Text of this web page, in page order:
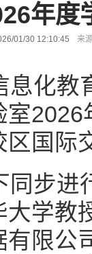
年度
01/30 12:10:45 来
息化教
国际
同步进
大学教
限公